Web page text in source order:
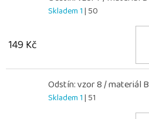
Skladem 1| 50
149 Kč
Odstín: vzor 8 / materiál B
Skladem 1| 51